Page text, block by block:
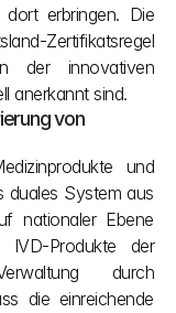
dort erbringen. Die
Zertifikatsregel
der innovativen
anerkannt sind.
von
und
duales System aus
nationaler Ebene
IVD-Produkte der
durch
die einreichende